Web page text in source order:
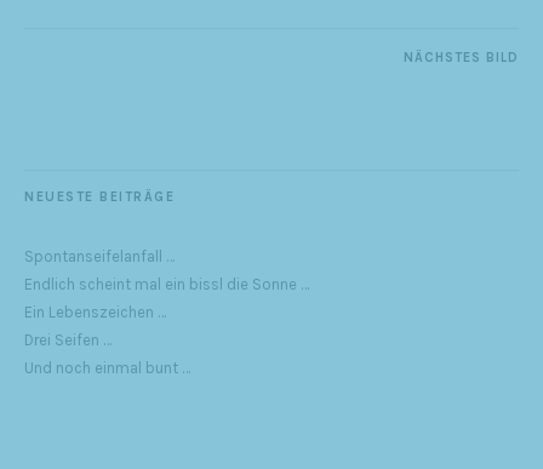
NÄCHSTES BILD
NEUESTE BEITRÄGE
Spontanseifelanfall …
Endlich scheint mal ein bissl die Sonne …
Ein Lebenszeichen …
Drei Seifen …
Und noch einmal bunt …